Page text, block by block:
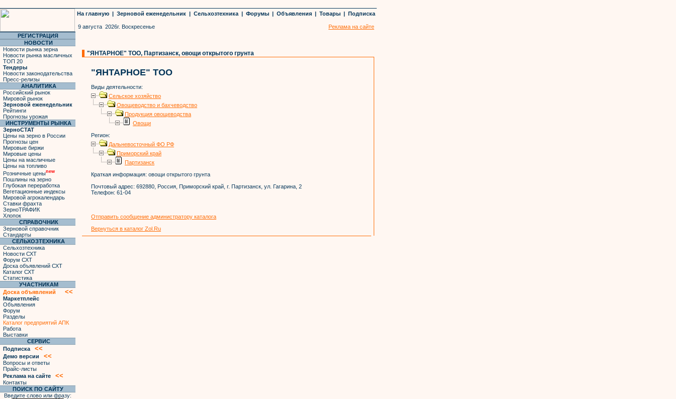
На главную | Зерновой еженедельник | Сельхозтехника | Форумы | Объявления | Товары | Подписка
9 августа 2026г. Воскресенье
Реклама на сайте
РЕГИСТРАЦИЯ
НОВОСТИ
Новости рынка зерна
Новости рынка масличных
ТОП 20
Тендеры
Новости законодательства
Пресс-релизы
АНАЛИТИКА
Российский рынок
Мировой рынок
Зерновой еженедельник
Рейтинги
Прогнозы урожая
ИНСТРУМЕНТЫ РЫНКА
ЗерноСТАТ
Цены на зерно в России
Прогнозы цен
Мировые биржи
Мировые цены
Цены на масличные
Цены на топливо
Розничные ценыnew
Пошлины на зерно
Глубокая переработка
Вегетационные индексы
Мировой агрокалендарь
Ставки фрахта
ЗерноТРАФИК
Хлопок
СПРАВОЧНИК
Зерновой справочник
Стандарты
СЕЛЬХОЗТЕХНИКА
Сельхозтехника
Новости СХТ
Форум СХТ
Доска объявлений СХТ
Каталог СХТ
Статистика
УЧАСТНИКАМ
Доска объявлений
<<
Маркетплейс
Объявления
Форум
Разделы
Каталог предприятий АПК
Работа
Выставки
СЕРВИС
Подписка
<<
Демо версии <<
Вопросы и ответы
Прайс-листы
Реклама на сайте
<<
Контакты
ПОИСК ПО САЙТУ
Введите слово или фразу:
"ЯНТАРНОЕ" ТОО, Партизанск, овощи открытого грунта
"ЯНТАРНОЕ" ТОО
Виды деятельности:
Сельское хозяйство
Овощеводство и бахчеводство
Продукция овощеводства
Овощи
Регион:
Дальневосточный ФО РФ
Приморский край
Партизанск
Краткая информация: овощи открытого грунта
Почтовый адрес: 692880, Россия, Приморский край, г. Партизанск, ул. Гагарина, 2
Телефон: 61-04
Отправить сообщение администратору каталога
Вернуться в каталог Zol.Ru